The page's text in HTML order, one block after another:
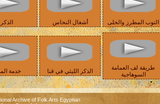
التوب المطرز والحلى أشغال النحاس الذكر
طريقة لف العمامة
السوهاجية
الذكر الليثي في قنا خدمة
Archive of Folk Arts Egyptian